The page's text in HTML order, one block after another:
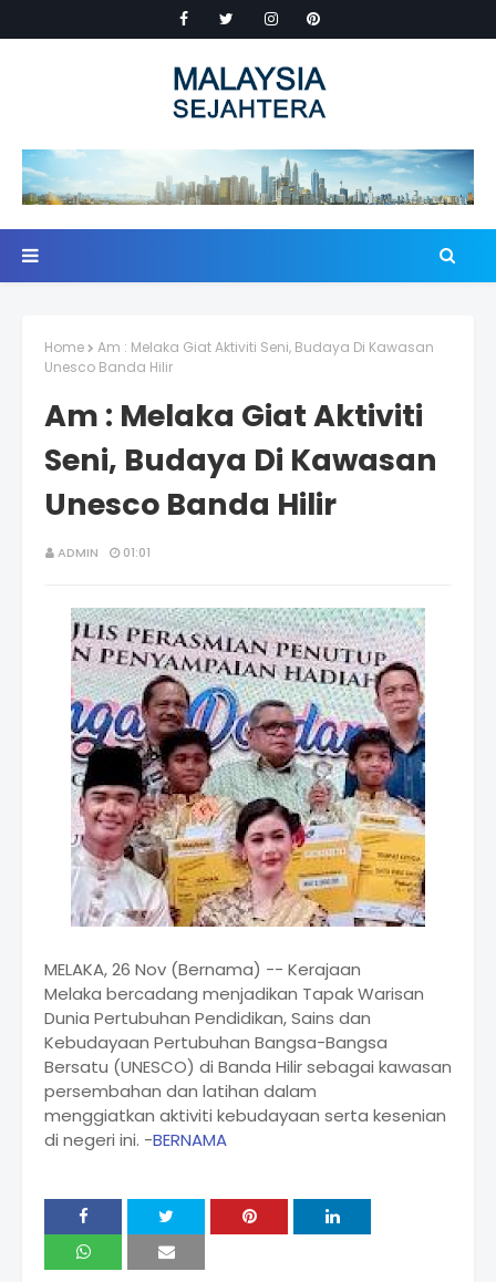
Home
Am : Melaka Giat Aktiviti Seni, Budaya Di Kawasan
Unesco Banda Hilir
Am : Melaka Giat Aktiviti
Seni, Budaya Di Kawasan
Unesco Banda Hilir
ADMIN 01:01
MELAKA, 26 Nov (Bernama) -- Kerajaan
Melaka bercadang menjadikan Tapak Warisan
Dunia Pertubuhan Pendidikan, Sains dan
Kebudayaan Pertubuhan Bangsa-Bangsa
Bersatu (UNESCO) di Banda Hilir sebagai kawasan
persembahan dan latihan dalam
menggiatkan aktiviti kebudayaan serta kesenian
di negeri ini. -BERNAMA